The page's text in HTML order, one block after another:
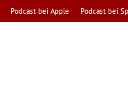
Podcast bei Apple Podcast bei